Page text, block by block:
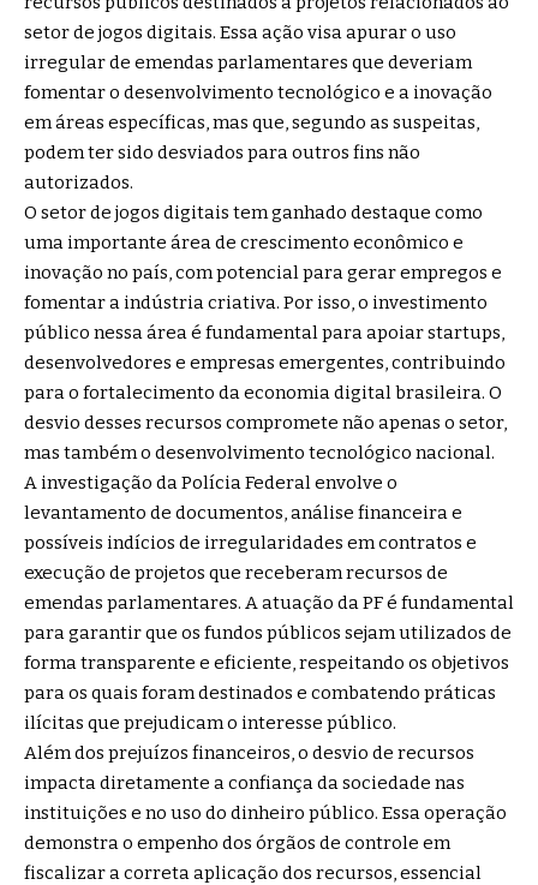
setor de jogos digitais. Essa ação visa apurar o uso
irregular de emendas parlamentares que deveriam
fomentar o desenvolvimento tecnológico e a inovação
em áreas específicas, mas que, segundo as suspeitas,
podem ter sido desviados para outros fins não
autorizados.
O setor de jogos digitais tem ganhado destaque como
uma importante área de crescimento econômico e
inovação no país, com potencial para gerar empregos e
fomentar a indústria criativa. Por isso, o investimento
público nessa área é fundamental para apoiar startups,
desenvolvedores e empresas emergentes, contribuindo
para o fortalecimento da economia digital brasileira. O
desvio desses recursos compromete não apenas o setor,
mas também o desenvolvimento tecnológico nacional.
A investigação da Polícia Federal envolve o
levantamento de documentos, análise financeira e
possíveis indícios de irregularidades em contratos e
execução de projetos que receberam recursos de
emendas parlamentares. A atuação da PF é fundamental
para garantir que os fundos públicos sejam utilizados de
forma transparente e eficiente, respeitando os objetivos
para os quais foram destinados e combatendo práticas
ilícitas que prejudicam o interesse público.
Além dos prejuízos financeiros, o desvio de recursos
impacta diretamente a confiança da sociedade nas
instituições e no uso do dinheiro público. Essa operação
demonstra o empenho dos órgãos de controle em
fiscalizar a correta aplicação dos recursos, essencial